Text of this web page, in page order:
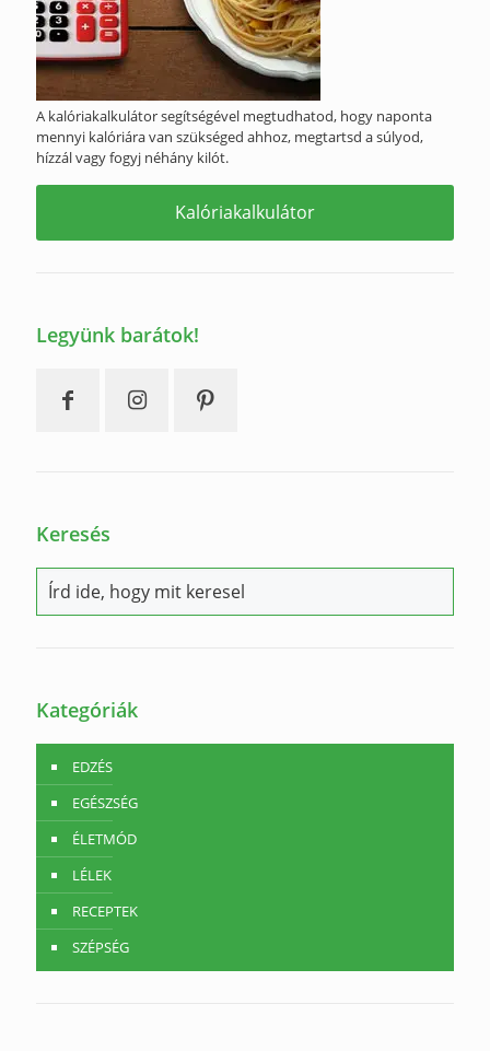
A kalóriakalkulátor segítségével megtudhatod, hogy naponta
mennyi kalóriára van szükséged ahhoz, megtartsd a súlyod,
hízzál vagy fogyj néhány kilót.
Kalóriakalkulátor
Legyünk barátok!
Keresés
Kategóriák
EDZÉS
EGÉSZSÉG
ÉLETMÓD
LÉLEK
RECEPTEK
SZÉPSÉG